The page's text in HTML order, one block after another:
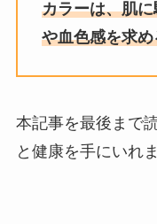
カラーは、肌
や血色感を求
本記事を最後まで
と健康を手にいれ